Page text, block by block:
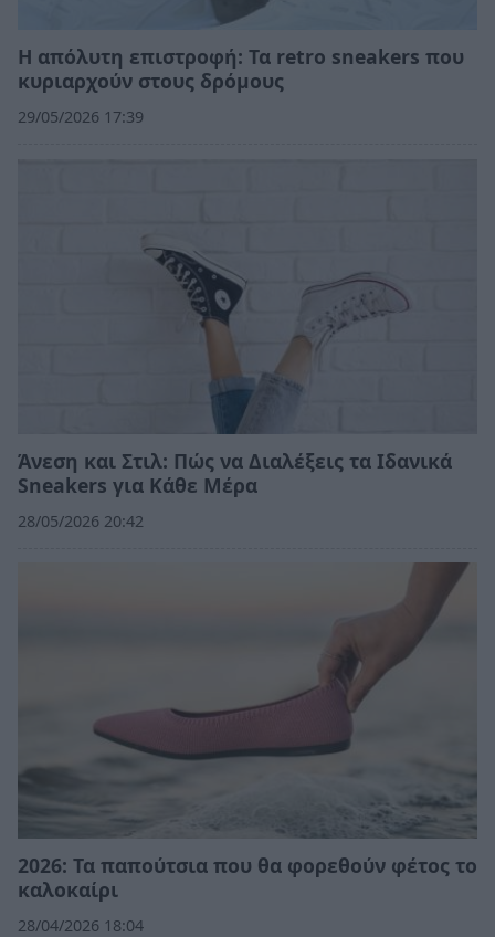
Η απόλυτη επιστροφή: Τα retro sneakers που
κυριαρχούν στους δρόμους
29/05/2026 17:39
Άνεση και Στιλ: Πώς να Διαλέξεις τα Ιδανικά
Sneakers για Κάθε Μέρα
28/05/2026 20:42
2026: Τα παπούτσια που θα φορεθούν φέτος το
καλοκαίρι
28/04/2026 18:04